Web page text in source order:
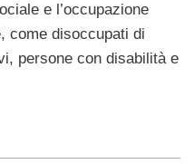
e l’occupazione
come disoccupati di
persone con disabilità e